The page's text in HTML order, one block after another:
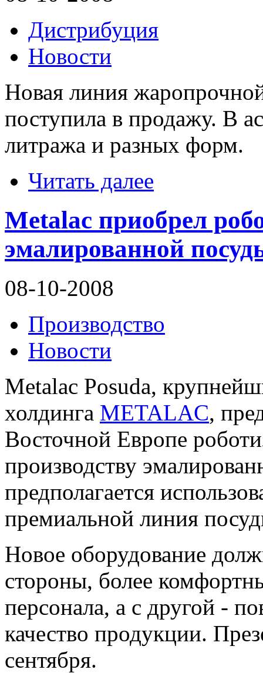
Дистрибуция
Новости
Новая линия
поступила в продажу. В
литража и разных форм.
Читать далее
Metalac приобрел
эмалированной
08-10-2008
Производство
Новости
Metalac Posuda,
холдинга METALAC,
Восточной Европе
производству
предполагается
премиальной линия
Новое оборудование
стороны, более
персонала, а с другой -
качество продукции.
сентября.